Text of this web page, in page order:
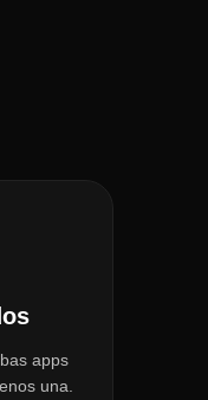
apps
una.